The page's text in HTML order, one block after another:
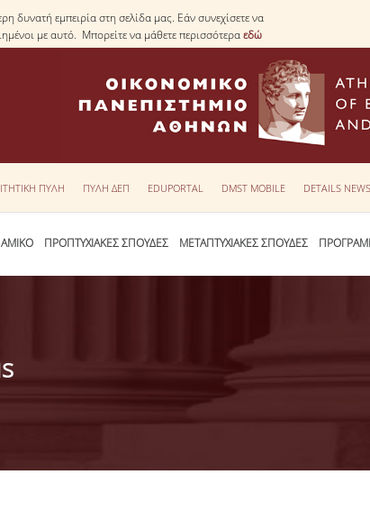
δυνατή εμπειρία στη σελίδα μας. Εάν συνεχίσετε να
με αυτό. Μπορείτε να μάθετε περισσότεραεδώ
ΠΥΛΗ ΠΥΛΗ ΔΕΠ EDUPORTAL DMST MOBILE DETAILS
ΠΡΟΠΤΥΧΙΑΚΕΣ ΣΠΟΥΔΕΣ ΜΕΤΑΠΤΥΧΙΑΚΕΣ ΣΠΟΥΔΕΣ